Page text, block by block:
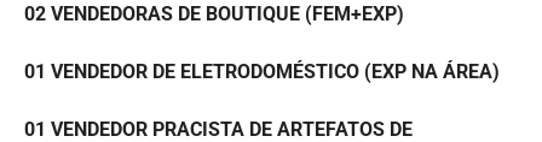
02 VENDEDORAS DE BOUTIQUE (FEM+EXP)
01 VENDEDOR DE ELETRODOMÉSTICO (EXP NA ÁREA)
01 VENDEDOR PRACISTA DE ARTEFATOS DE